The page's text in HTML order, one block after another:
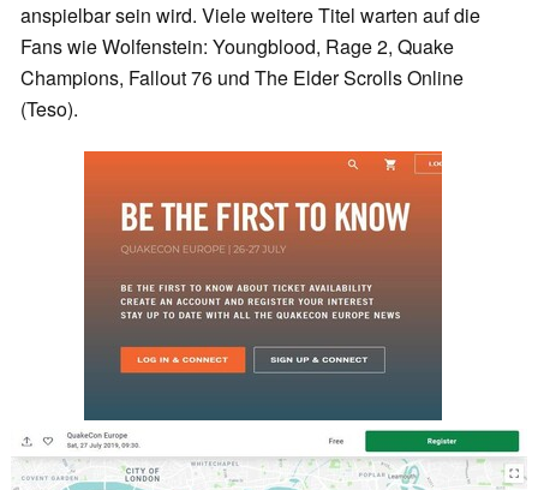
anspielbar sein wird. Viele weitere Titel warten auf die
Fans wie Wolfenstein: Youngblood, Rage 2, Quake
Champions, Fallout 76 und The Elder Scrolls Online
(Teso).